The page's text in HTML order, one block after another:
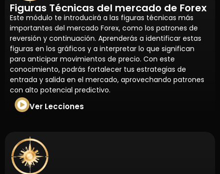
Figuras Técnicas del mercado de Forex
Este módulo te introducirá a las figuras técnicas más
importantes del mercado Forex, como los patrones de
reversión y continuación. Aprenderás a identificar estas
figuras en los gráficos y a interpretar lo que significan
para anticipar movimientos de precio. Con este
conocimiento, podrás fortalecer tus estrategias de
entrada y salida en el mercado, aprovechando patrones
con alto potencial predictivo.
Ver Lecciones